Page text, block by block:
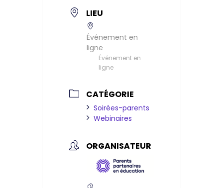
LIEU
Événement en
ligne
Événement en
ligne
CATÉGORIE
Soirées-parents
Webinaires
ORGANISATEUR